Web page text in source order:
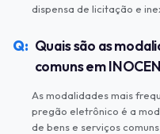
dispensa de licitação e
Quais são as
comuns em
As modalidades mais
pregão eletrônico é a
de bens e serviços